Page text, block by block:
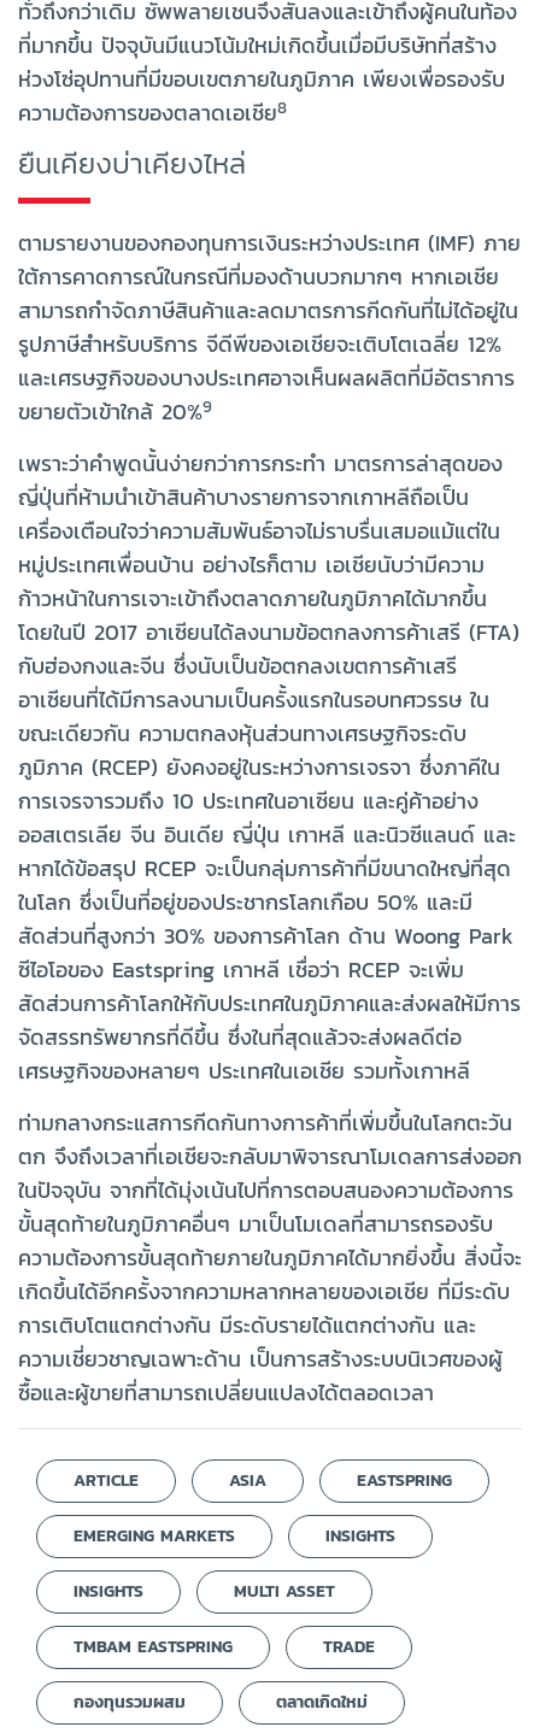
ทั่วถึงกว่าเดิม ซัพพลายเชนจึงสั้นลงและเข้าถึงผู้คนในท้อง
ที่มากขึ้น ปัจจุบันมีแนวโน้มใหม่เกิดขึ้นเมื่อมีบริษัทที่สร้าง
ห่วงโซ่อุปทานที่มีขอบเขตภายในภูมิภาค เพียงเพื่อรองรับ
ความต้องการของตลาดเอเชีย8
ยืนเคียงบ่าเคียงไหล่
ตามรายงานของกองทุนการเงินระหว่างประเทศ (IMF) ภาย
ใต้การคาดการณ์ในกรณีที่มองด้านบวกมากๆ หากเอเชีย
สามารถกำจัดภาษีสินค้าและลดมาตรการกีดกันที่ไม่ได้อยู่ใน
รูปภาษีสำหรับบริการ จีดีพีของเอเชียจะเติบโตเฉลี่ย 12%
และเศรษฐกิจของบางประเทศอาจเห็นผลผลิตที่มีอัตราการ
ขยายตัวเข้าใกล้ 20%9
เพราะว่าคำพูดนั้นง่ายกว่าการกระทำ มาตรการล่าสุดของ
ญี่ปุ่นที่ห้ามนำเข้าสินค้าบางรายการจากเกาหลีถือเป็น
เครื่องเตือนใจว่าความสัมพันธ์อาจไม่ราบรื่นเสมอแม้แต่ใน
หมู่ประเทศเพื่อนบ้าน อย่างไรก็ตาม เอเชียนับว่ามีความ
ก้าวหน้าในการเจาะเข้าถึงตลาดภายในภูมิภาคได้มากขึ้น
โดยในปี 2017 อาเซียนได้ลงนามข้อตกลงการค้าเสรี (FTA)
กับฮ่องกงและจีน ซึ่งนับเป็นข้อตกลงเขตการค้าเสรี
อาเซียนที่ได้มีการลงนามเป็นครั้งแรกในรอบทศวรรษ ใน
ขณะเดียวกัน ความตกลงหุ้นส่วนทางเศรษฐกิจระดับ
ภูมิภาค (RCEP) ยังคงอยู่ในระหว่างการเจรจา ซึ่งภาคีใน
การเจรจารวมถึง 10 ประเทศในอาเซียน และคู่ค้าอย่าง
ออสเตรเลีย จีน อินเดีย ญี่ปุ่น เกาหลี และนิวซีแลนด์ และ
หากได้ข้อสรุป RCEP จะเป็นกลุ่มการค้าที่มีขนาดใหญ่ที่สุด
ในโลก ซึ่งเป็นที่อยู่ของประชากรโลกเกือบ 50% และมี
สัดส่วนที่สูงกว่า 30% ของการค้าโลก ด้าน Woong Park
ซีไอโอของ Eastspring เกาหลี เชื่อว่า RCEP จะเพิ่ม
สัดส่วนการค้าโลกให้กับประเทศในภูมิภาคและส่งผลให้มีการ
จัดสรรทรัพยากรที่ดีขึ้น ซึ่งในที่สุดแล้วจะส่งผลดีต่อ
เศรษฐกิจของหลายๆ ประเทศในเอเชีย รวมทั้งเกาหลี
ท่ามกลางกระแสการกีดกันทางการค้าที่เพิ่มขึ้นในโลกตะวัน
ตก จึงถึงเวลาที่เอเชียจะกลับมาพิจารณาโมเดลการส่งออก
ในปัจจุบัน จากที่ได้มุ่งเน้นไปที่การตอบสนองความต้องการ
ขั้นสุดท้ายในภูมิภาคอื่นๆ มาเป็นโมเดลที่สามารถรองรับ
ความต้องการขั้นสุดท้ายภายในภูมิภาคได้มากยิ่งขึ้น สิ่งนี้จะ
เกิดขึ้นได้อีกครั้งจากความหลากหลายของเอเชีย ที่มีระดับ
การเติบโตแตกต่างกัน มีระดับรายได้แตกต่างกัน และ
ความเชี่ยวชาญเฉพาะด้าน เป็นการสร้างระบบนิเวศของผู้
ซื้อและผู้ขายที่สามารถเปลี่ยนแปลงได้ตลอดเวลา
ARTICLE ASIA EASTSPRING
EMERGING MARKETS INSIGHTS
INSIGHTS MULTI ASSET
TMBAM EASTSPRING TRADE
กองทุนรวมผสม ตลาดเกิดใหม่